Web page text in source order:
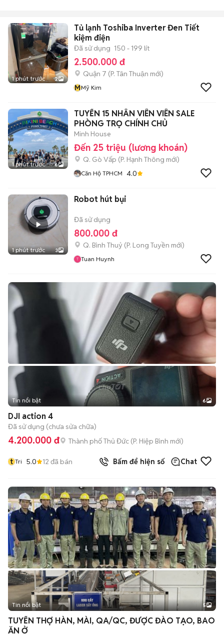
1 phút trước 2
Tủ lạnh Toshiba Inverter Đen Tiết
kiệm điện
Đã sử dụng 150 - 199 lít
2.500.000 đ
Quận 7 (P. Tân Thuận mới)
MMỹ Kim
1 phút trước 6
TUYỂN 15 NHÂN VIÊN VIÊN SALE
PHÒNG TRỌ CHÍNH CHỦ
Minh House
Đến 25 triệu (lương khoán)
Q. Gò Vấp (P. Hạnh Thông mới)
Căn Hộ TPHCM 4.0
1 phút trước 3
Robot hút bụi
Đã sử dụng
800.000 đ
Q. Bình Thuỷ (P. Long Tuyền mới)
Tuan Huynh
+2
Tin nổi bật 6
DJI action 4
Đã sử dụng (chưa sửa chữa)
4.200.000 đ Thành phố Thủ Đức (P. Hiệp Bình mới)
t Tri 5.0 12 đã bán Bấm để hiện số Chat
Tin nổi bật 5
TUYỂN THỢ HÀN, MÀI, QA/QC, ĐƯỢC ĐÀO TẠO, BAO
ĂN Ở